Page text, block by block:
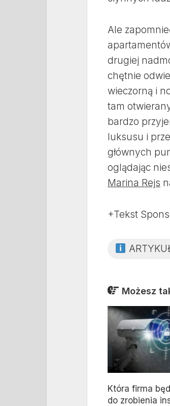
Ale
drugiej
chętnie
wieczorną i
tam
bardzo
luksusu i
głównych
oglądając
Marina Rejs
+Tekst
Możesz
Która firma
do zrobienia